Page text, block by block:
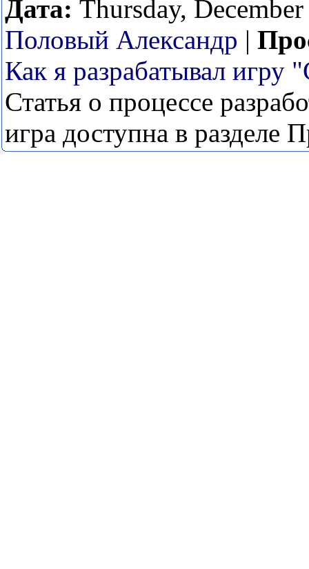
Дата: Thursday,
Половый Александр |
Как я разрабатывал игру
Статья о процессе
игра доступна в разделе